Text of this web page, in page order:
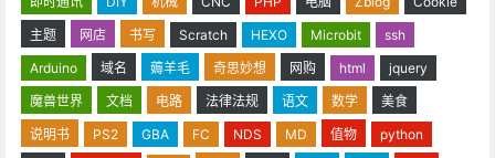
主题
网店 书写 Scratch HEXO Microbit
ssh
Arduino
域名 薅羊毛 奇思妙想 网购 html
jquery
魔兽世界
文档 电路 法律法规 语文 数学
美食
说明书
PS2 GBA FC NDS MD 值物
python